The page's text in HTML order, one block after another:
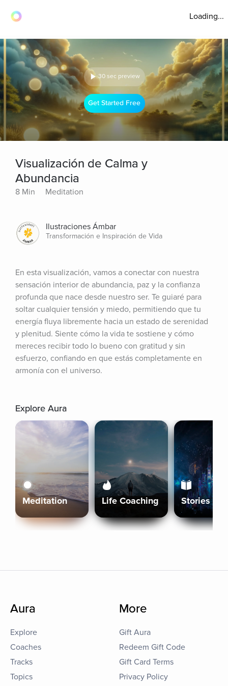
Loading...
30 sec preview
Get Started Free
Visualización de Calma y
Abundancia
8 Min Meditation
Ilustraciones Ámbar
Transformación e Inspiración de Vida
En esta visualización, vamos a conectar con nuestra
sensación interior de abundancia, paz y la confianza
profunda que nace desde nuestro ser. Te guiaré para
soltar cualquier tensión y miedo, permitiendo que tu
energía fluya libremente hacia un estado de serenidad
y plenitud. Siente cómo la vida te sostiene y cómo
mereces recibir todo lo bueno con gratitud y sin
esfuerzo, confiando en que estás completamente en
armonía con el universo.
Explore Aura
Meditation Life Coaching Stories
Aura
Explore
Coaches
Tracks
Topics
More
Gift Aura
Redeem Gift Code
Gift Card Terms
Privacy Policy